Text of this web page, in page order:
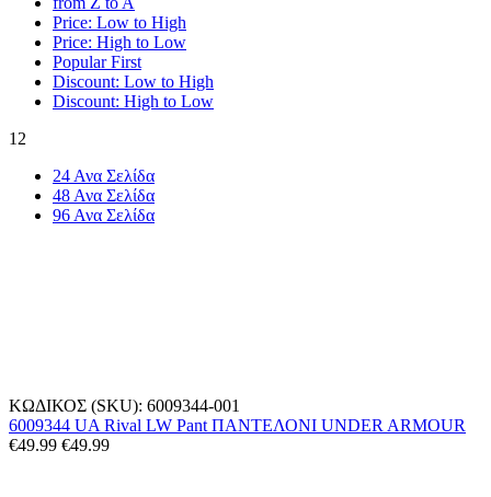
Price: Low to High
Price: High to Low
Popular First
Discount: Low to High
Discount: High to Low
12
24 Ανα Σελίδα
48 Ανα Σελίδα
96 Ανα Σελίδα
ΚΩΔΙΚΟΣ (SKU): 6009344-001
6009344 UA Rival LW Pant ΠΑΝΤΕΛΟΝΙ UNDER ARMOUR
€49.99 €49.99